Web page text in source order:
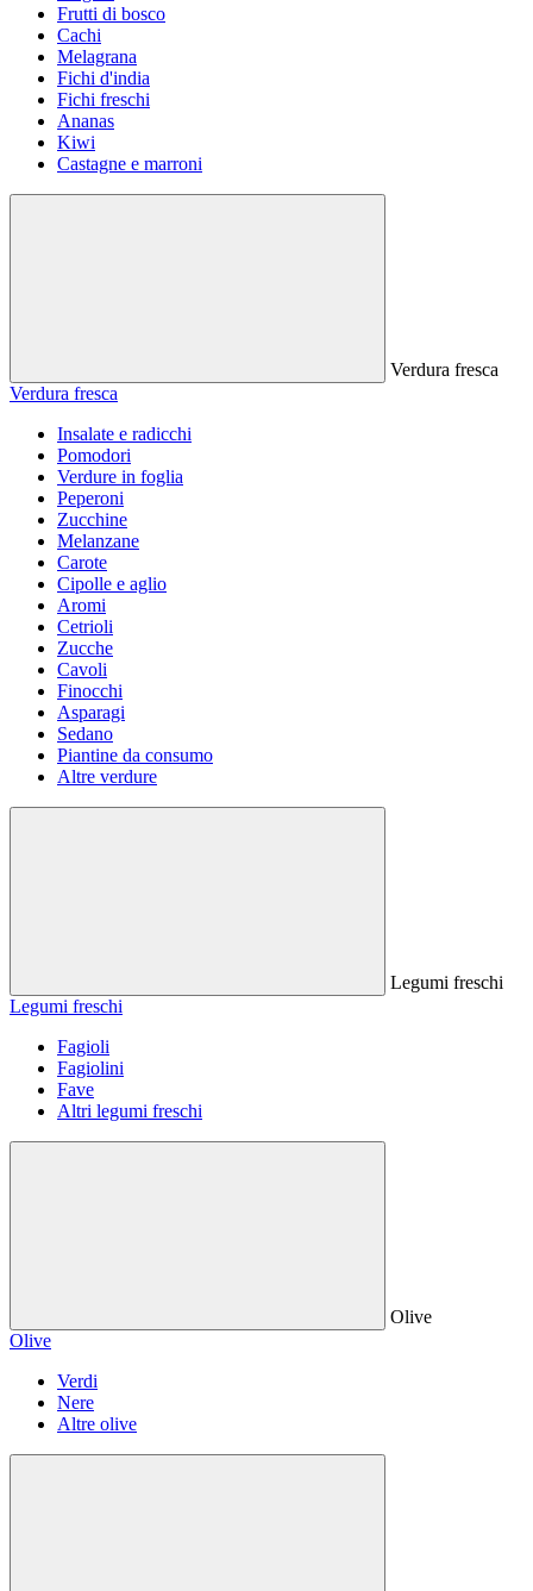
Frutti di bosco
Cachi
Melagrana
Fichi d'india
Fichi freschi
Ananas
Kiwi
Castagne e marroni
Verdura fresca
Verdura fresca
Insalate e radicchi
Pomodori
Verdure in foglia
Peperoni
Zucchine
Melanzane
Carote
Cipolle e aglio
Aromi
Cetrioli
Zucche
Cavoli
Finocchi
Asparagi
Sedano
Piantine da consumo
Altre verdure
Legumi freschi
Legumi freschi
Fagioli
Fagiolini
Fave
Altri legumi freschi
Olive
Olive
Verdi
Nere
Altre olive